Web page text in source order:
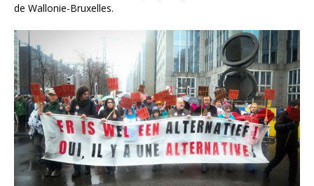
de Wallonie-Bruxelles.